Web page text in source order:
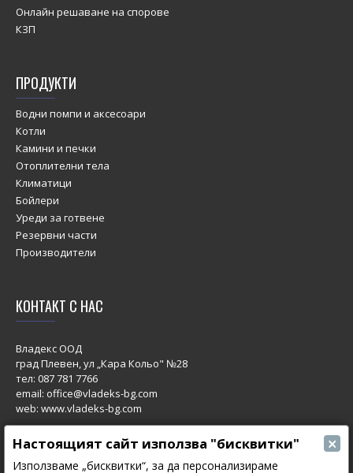
Онлайн решаване на спорове
КЗП
ПРОДУКТИ
Водни помпи и аксесоари
Котли
Камини и печки
Отоплителни тела
Климатици
Бойлери
Уреди за готвене
Резервни части
Производители
КОНТАКТ С НАС
Владекс ООД
град Плевен, ул „Кара Кольо" №28
тел: 087 781 7766
email: office@vladeks-bg.com
web: www.vladeks-bg.com
Настоящият сайт използва "бисквитки" ×
Използваме „бисквитки“, за да персонализираме